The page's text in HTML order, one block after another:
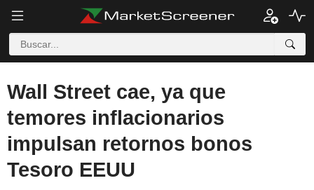
Wall Street cae, ya que
temores inflacionarios
impulsan retornos bonos
Tesoro EEUU